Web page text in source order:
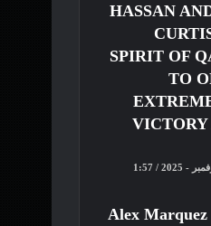
HASSAN
SPIRIT OF
TO
الجمعة / 7 نوفمبر - 2025 / 1:57
Alex